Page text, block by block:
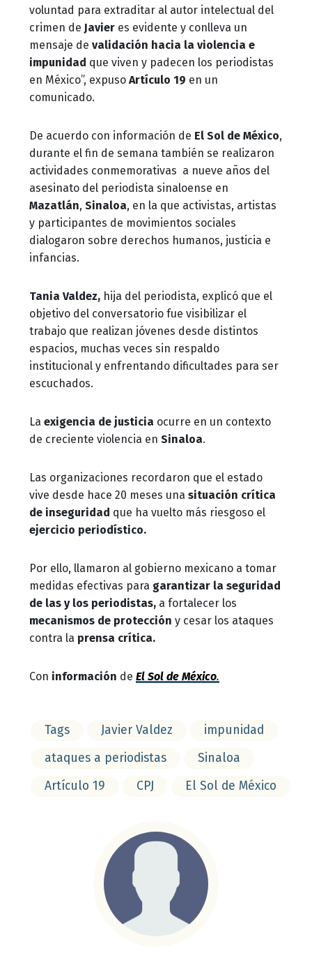
voluntad para extraditar al autor intelectual del
crimen de Javier es evidente y conlleva un
mensaje de validación hacia la violencia e
impunidad que viven y padecen los periodistas
en México”, expuso Artículo 19 en un
comunicado.
De acuerdo con información de El Sol de México,
durante el fin de semana también se realizaron
actividades conmemorativas a nueve años del
asesinato del periodista sinaloense en
Mazatlán, Sinaloa, en la que activistas, artistas
y participantes de movimientos sociales
dialogaron sobre derechos humanos, justicia e
infancias.
Tania Valdez, hija del periodista, explicó que el
objetivo del conversatorio fue visibilizar el
trabajo que realizan jóvenes desde distintos
espacios, muchas veces sin respaldo
institucional y enfrentando dificultades para ser
escuchados.
La exigencia de justicia ocurre en un contexto
de creciente violencia en Sinaloa.
Las organizaciones recordaron que el estado
vive desde hace 20 meses una situación crítica
de inseguridad que ha vuelto más riesgoso el
ejercicio periodístico.
Por ello, llamaron al gobierno mexicano a tomar
medidas efectivas para garantizar la seguridad
de las y los periodistas, a fortalecer los
mecanismos de protección y cesar los ataques
contra la prensa crítica.
Con información de El Sol de México.
Tags Javier Valdez
impunidad
ataques a periodistas
Sinaloa
Artículo 19
CPJ El Sol de México